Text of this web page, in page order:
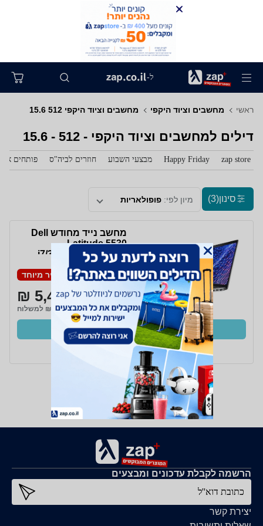
ל-
ראשי מחשבים וציוד היקפי מחשבים וציוד היקפי 512 15.6
דילים למחשבים וציוד היקפי - 512 - 15.6
zap store
Happy Friday מבצעי השבוע חוזרים לביה"ס פותחים את
סינון(3) מיון לפי: פופולאריות
מחשב נייד מחודש Dell
Latitude 5530
i7/32GB/512GB SSD
מחיר מיוחד
5,400 ₪
₪49 למשלוח
קנו עכשיו
ב- Zap
יצירת קשר
הרשמה לקבלת עדכונים ומבצעים
כתובת דוא''ל